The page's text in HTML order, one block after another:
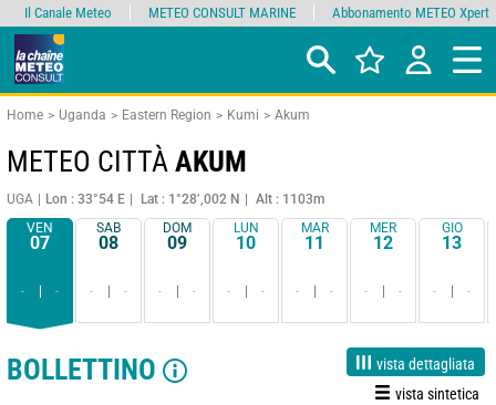
Home Uganda Eastern Region Kumi Akum
METEO CITTÀ AKUM
UGA Lon : 33°54 E Lat : 1°28’,002 N
Alt : 1103m
VEN
07
- -
SAB
08
- -
DOM
09
- -
LUN
10
- -
MAR
11
- -
MER
12
- -
GIO
13
- -
BOLLETTINO
vista dettagliata
vista sintetica
Il Canale Meteo METEO CONSULT MARINE Abbonamento METEO Xpert